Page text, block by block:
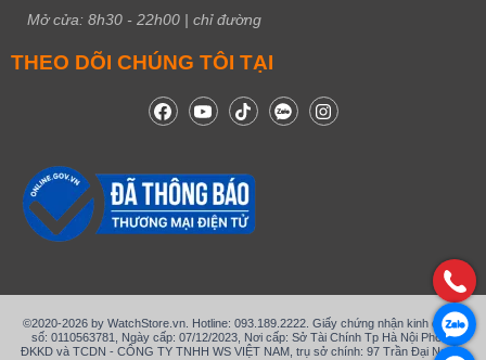
Mở cửa: 8h30 - 22h00 | chỉ đường
THEO DÕI CHÚNG TÔI TẠI
©2020-2026 by WatchStore.vn. Hotline: 093.189.2222. Giấy chứng nhận kinh doanh
số: 0110563781, Ngày cấp: 07/12/2023, Nơi cấp: Sở Tài Chính Tp Hà Nội Phòng
ĐKKD và TCDN - CÔNG TY TNHH WS VIỆT NAM, trụ sở chính: 97 Trần Đại Nghĩa,